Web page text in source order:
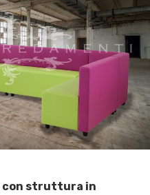
con struttura in